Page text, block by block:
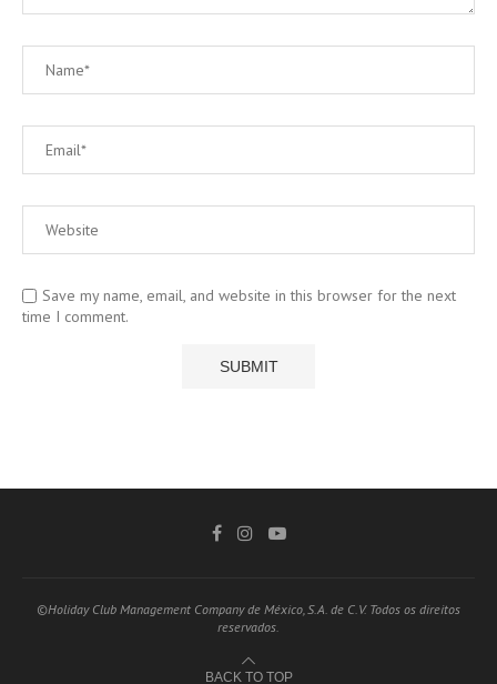
Save my name, email, and website in this browser for the next
time I comment.
©Holiday Club Management Company de México, S.A. de C.V. Todos os direitos
reservados.
BACK TO TOP